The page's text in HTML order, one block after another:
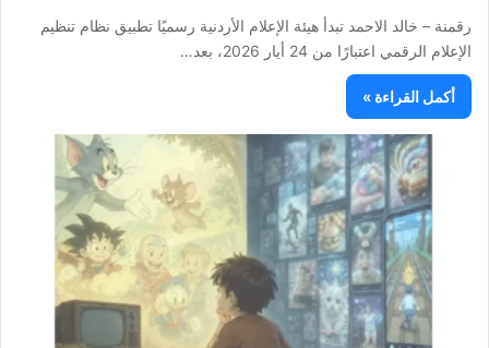
رقمنة – خالد الاحمد تبدأ هيئة الإعلام الأردنية رسميًا تطبيق نظام تنظيم
الإعلام الرقمي اعتبارًا من 24 أيار 2026، بعد…
أكمل القراءة »